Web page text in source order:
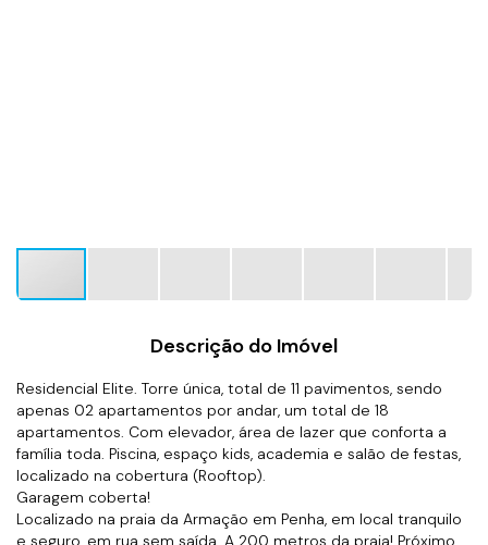
Descrição do Imóvel
Residencial Elite. Torre única, total de 11 pavimentos, sendo
apenas 02 apartamentos por andar, um total de 18
apartamentos. Com elevador, área de lazer que conforta a
família toda. Piscina, espaço kids, academia e salão de festas,
localizado na cobertura (Rooftop).
Garagem coberta!
Localizado na praia da Armação em Penha, em local tranquilo
e seguro, em rua sem saída. A 200 metros da praia! Próximo